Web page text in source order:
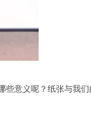
意义呢？纸张与我